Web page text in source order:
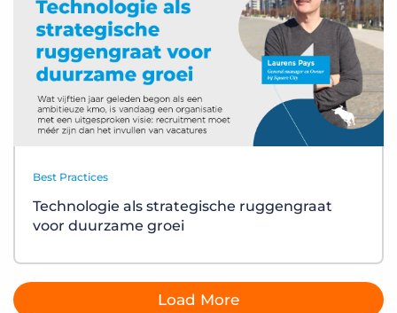
Best Practices
Technologie als strategische ruggengraat
voor duurzame groei
Load More